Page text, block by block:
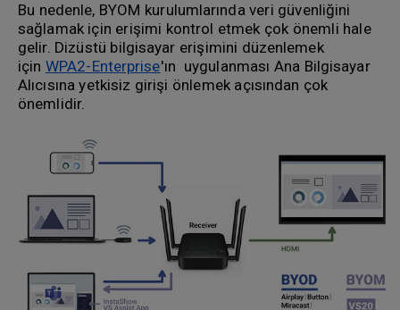
Bu nedenle, BYOM kurulumlarında veri güvenliğini
sağlamak için erişimi kontrol etmek çok önemli hale
gelir. Dizüstü bilgisayar erişimini düzenlemek
içinWPA2-Enterprise'ın uygulanması Ana Bilgisayar
Alıcısına yetkisiz girişi önlemek açısından çok
önemlidir.